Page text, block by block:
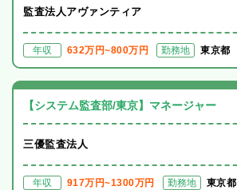
監査法人アヴァンティア
年収 632万円~800万円 勤務地 東京都
【システム監査部/東京】マネージャー
三優監査法人
年収 917万円~1300万円 勤務地 東京都